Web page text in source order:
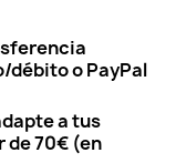
débito o PayPal
a tus
de 70€ (en